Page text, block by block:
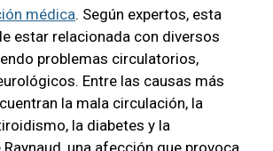
médica. Según expertos, esta
estar relacionada con diversos
problemas circulatorios,
Entre las causas más
la mala circulación, la
la diabetes y la
una afección que provoca